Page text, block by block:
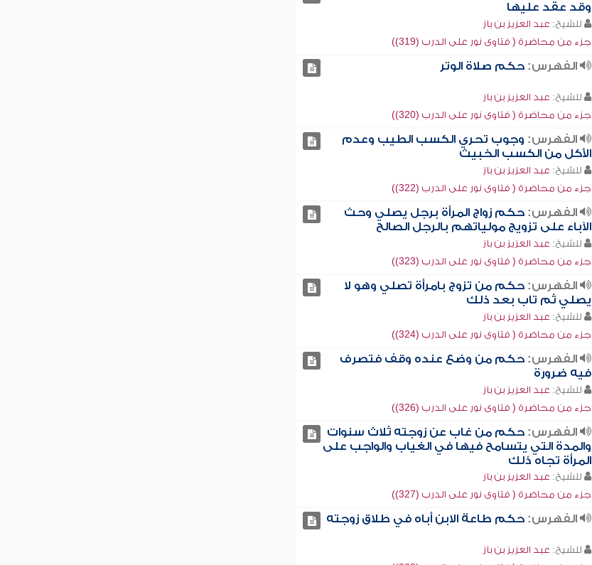
وقد عقد عليها
للشيخ: عبد العزيز بن باز
جزء من محاضرة ( فتاوى نور على الدرب (319))
الفهرس: حكم صلاة الوتر
للشيخ: عبد العزيز بن باز
جزء من محاضرة ( فتاوى نور على الدرب (320))
الفهرس: وجوب تحري الكسب الطيب وعدم
الأكل من الكسب الخبيث
للشيخ: عبد العزيز بن باز
جزء من محاضرة ( فتاوى نور على الدرب (322))
الفهرس: حكم زواج المرأة برجل يصلي وحث
الآباء على تزويج مولياتهم بالرجل الصالح
للشيخ: عبد العزيز بن باز
جزء من محاضرة ( فتاوى نور على الدرب (323))
الفهرس: حكم من تزوج بامرأة تصلي وهو لا
يصلي ثم تاب بعد ذلك
للشيخ: عبد العزيز بن باز
جزء من محاضرة ( فتاوى نور على الدرب (324))
الفهرس: حكم من وضع عنده وقف فتصرف
فيه ضرورة
للشيخ: عبد العزيز بن باز
جزء من محاضرة ( فتاوى نور على الدرب (326))
الفهرس: حكم من غاب عن زوجته ثلاث سنوات
والمدة التي يتسامح فيها في الغياب والواجب على
المرأة تجاه ذلك
للشيخ: عبد العزيز بن باز
جزء من محاضرة ( فتاوى نور على الدرب (327))
الفهرس: حكم طاعة الابن أباه في طلاق زوجته
للشيخ: عبد العزيز بن باز